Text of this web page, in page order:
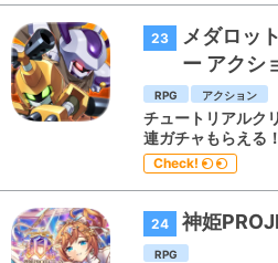
23
メダロッ
ー アクシ
RPG アクション
チュートリアルク
連ガチャもらえる！
Check!
24 神姫
RPG